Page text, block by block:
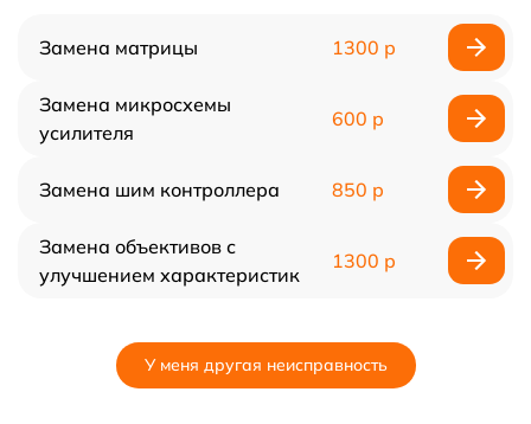
Замена матрицы 1300 р
Замена микросхемы
усилителя
600 р
Замена шим контроллера 850 р
Замена объективов с
улучшением характеристик
1300 р
У меня другая неисправность